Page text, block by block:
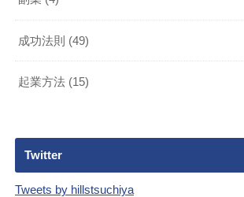
成功法則 (49)
起業方法 (15)
Twitter
Tweets by hillstsuchiya